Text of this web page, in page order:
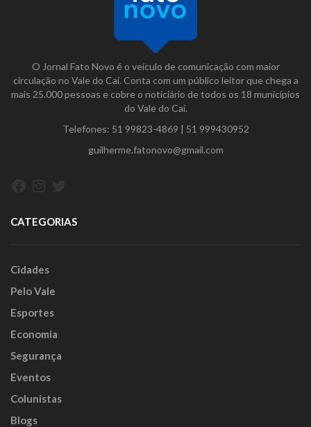
O Jornal Fato Novo é o veículo de comunicação com maior
circulação no Vale do Caí. Conta com um público leitor que chega a
mais 25.000 pessoas e cobre o noticiário de todos os 18 municípios
do Vale do Caí.
Telefones: 51 99823-4869 | 51 999430952
guilherme.fatonovo@gmail.com
CATEGORIAS
Cidades
Pelo Vale
Esportes
Economia
Segurança
Eventos
Colunistas
Blogs